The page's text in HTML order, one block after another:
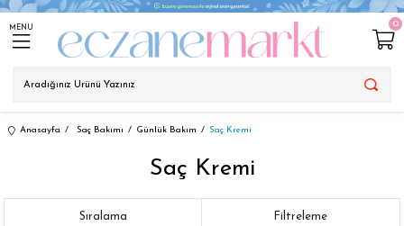
MENU 0
Anasayfa Saç Bakımı Günlük Bakım Saç Kremi
Saç Kremi
Filtreleme
Sıralama